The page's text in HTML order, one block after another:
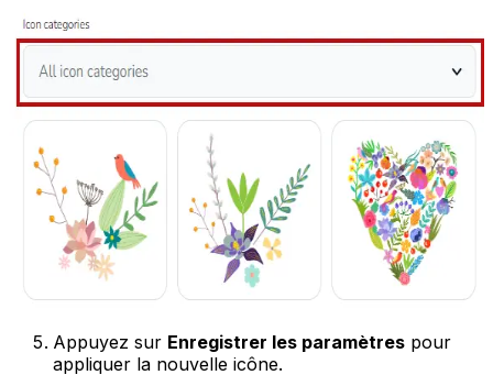
Appuyez sur Enregistrer les paramètres pour
appliquer la nouvelle icône.